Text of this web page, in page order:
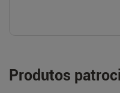
Produtos